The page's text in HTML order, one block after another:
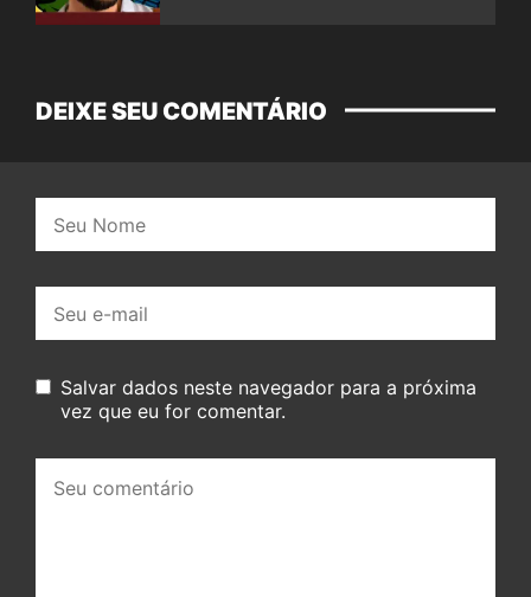
DEIXE SEU COMENTÁRIO
mail:
Salvar dados neste navegador para a próxima
vez que eu for comentar.
comentário: